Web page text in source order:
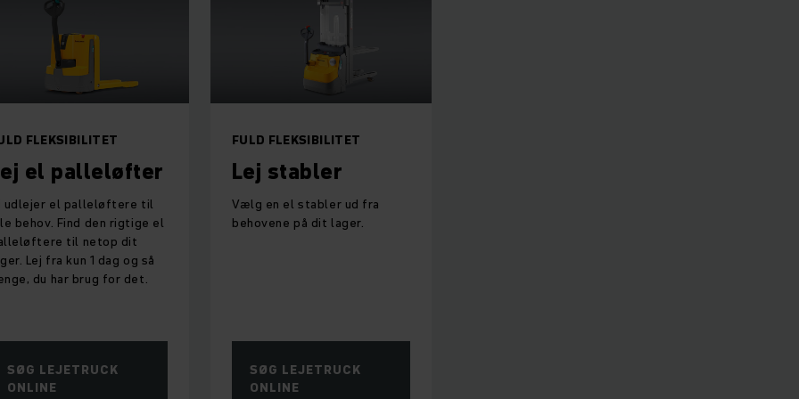
FLEKSIBILITET
el palleløfter
udlejer el palleløftere til
behov. Find den rigtige el
til netop dit
Lej fra kun 1 dag og så
du har brug for det.
SØG LEJETRUCK
ONLINE
FULD FLEKSIBILITET
Lej stabler
Vælg en el stabler ud fra
behovene på dit lager.
SØG LEJETRUCK
ONLINE